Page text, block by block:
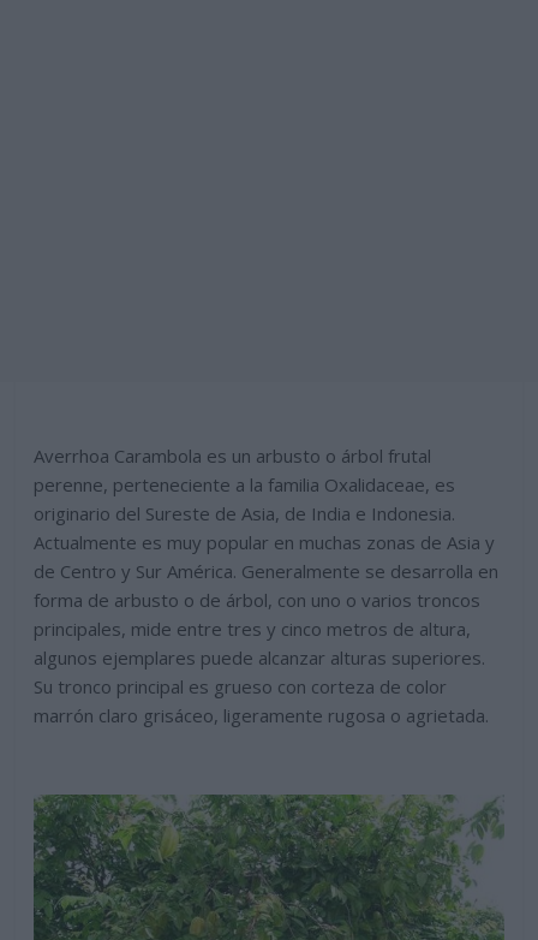
Averrhoa Carambola es un arbusto o árbol frutal
perenne, perteneciente a la familia Oxalidaceae, es
originario del Sureste de Asia, de India e Indonesia.
Actualmente es muy popular en muchas zonas de Asia y
de Centro y Sur América. Generalmente se desarrolla en
forma de arbusto o de árbol, con uno o varios troncos
principales, mide entre tres y cinco metros de altura,
algunos ejemplares puede alcanzar alturas superiores.
Su tronco principal es grueso con corteza de color
marrón claro grisáceo, ligeramente rugosa o agrietada.